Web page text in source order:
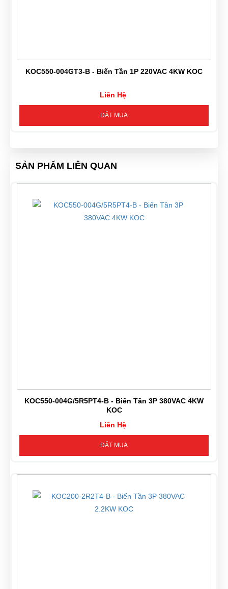
KOC550-004GT3-B - Biến Tần 1P 220VAC 4KW KOC
Liên Hệ
ĐẶT MUA
SẢN PHẨM LIÊN QUAN
KOC550-004G/5R5PT4-B - Biến Tần 3P 380VAC 4KW
KOC
Liên Hệ
ĐẶT MUA